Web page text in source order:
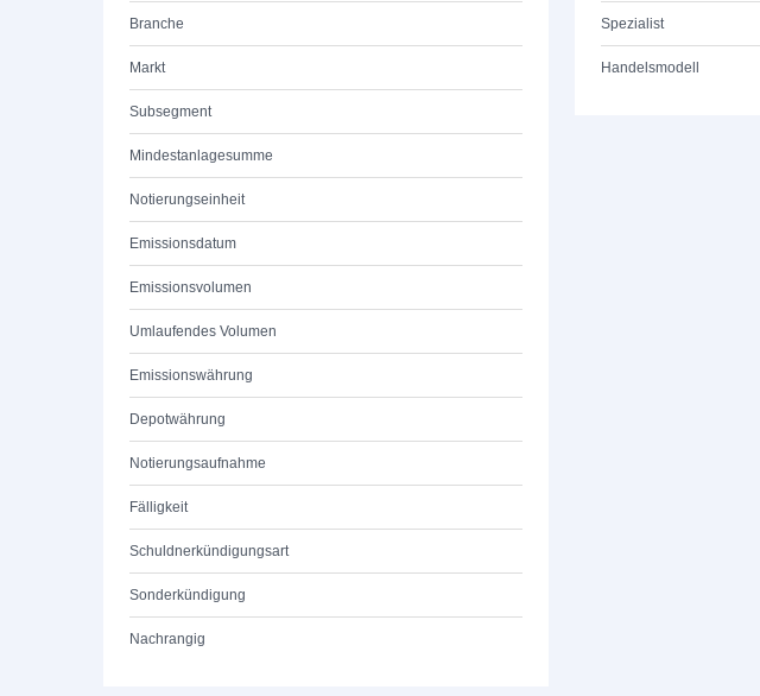
Branche
Markt
Subsegment
Mindestanlagesumme
Notierungseinheit
Emissionsdatum
Emissionsvolumen
Umlaufendes Volumen
Emissionswährung
Depotwährung
Notierungsaufnahme
Fälligkeit
Schuldnerkündigungsart
Sonderkündigung
Nachrangig
Spezialist
Handelsmodell